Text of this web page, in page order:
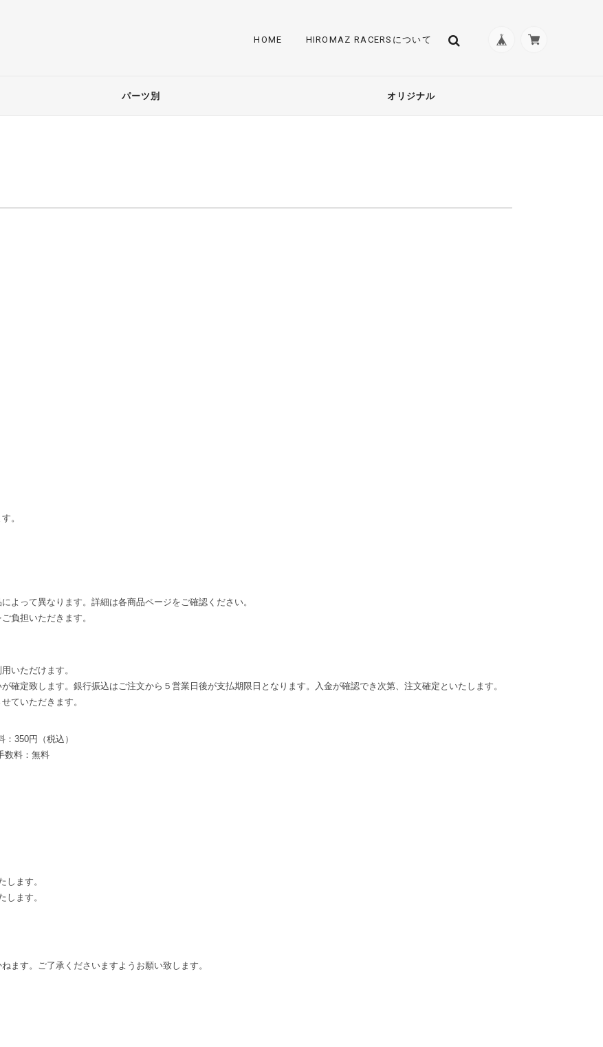
HOME HIROMAZ RACERSについて
パーツ別 オリジナル
。
よって異なります。詳細は各商品ページをご確認ください。
負担いただきます。
いただけます。
確定致します。銀行振込はご注文から５営業日後が支払期限日となります。入金が確認でき次第、注文確定といたします。
ていただきます。
350円（税込）
数料：無料
します。
します。
ます。ご了承くださいますようお願い致します。